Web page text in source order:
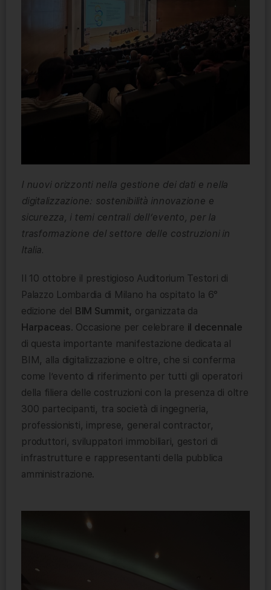
I nuovi orizzonti nella gestione dei dati e nella
digitalizzazione: sostenibilità innovazione e
sicurezza, i temi centrali dell’evento, per la
trasformazione del settore delle costruzioni in
Italia.
Il 10 ottobre il prestigioso Auditorium Testori di
Palazzo Lombardia di Milano ha ospitato la 6°
edizione del
BIM Summit, organizzata da
Harpaceas. Occasione per celebrare il decennale
di questa importante manifestazione dedicata al
BIM, alla digitalizzazione e oltre, che si conferma
come l’evento di riferimento per tutti gli operatori
della filiera delle costruzioni con la presenza di oltre
300 partecipanti, tra società di ingegneria,
professionisti, imprese, general contractor,
produttori, sviluppatori immobiliari, gestori di
infrastrutture e rappresentanti della pubblica
amministrazione.